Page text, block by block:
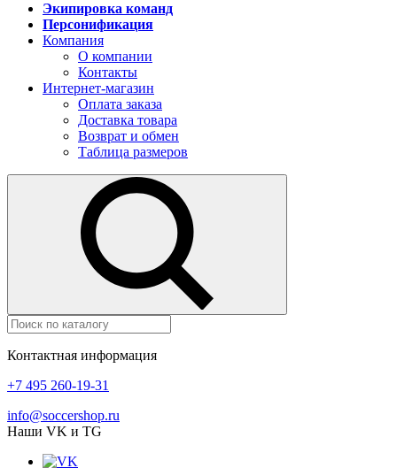
Экипировка команд
Персонификация
Компания
О компании
Контакты
Интернет-магазин
Оплата заказа
Доставка товара
Возврат и обмен
Таблица размеров
Контактная информация
+7 495 260-19-31
info@soccershop.ru
Наши VK и TG